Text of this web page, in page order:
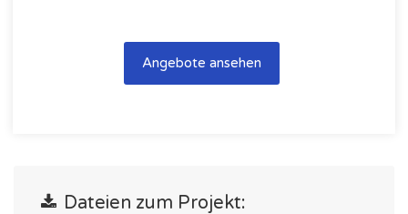
Angebote ansehen
Dateien zum Projekt: